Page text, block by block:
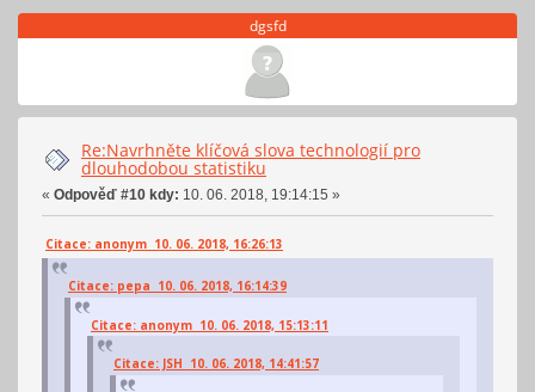
dgsfd
Re:Navrhněte klíčová slova technologií pro
dlouhodobou statistiku
« Odpověď #10 kdy: 10. 06. 2018, 19:14:15 »
Citace: anonym 10. 06. 2018, 16:26:13
Citace: pepa 10. 06. 2018, 16:14:39
Citace: anonym 10. 06. 2018, 15:13:11
Citace: JSH 10. 06. 2018, 14:41:57